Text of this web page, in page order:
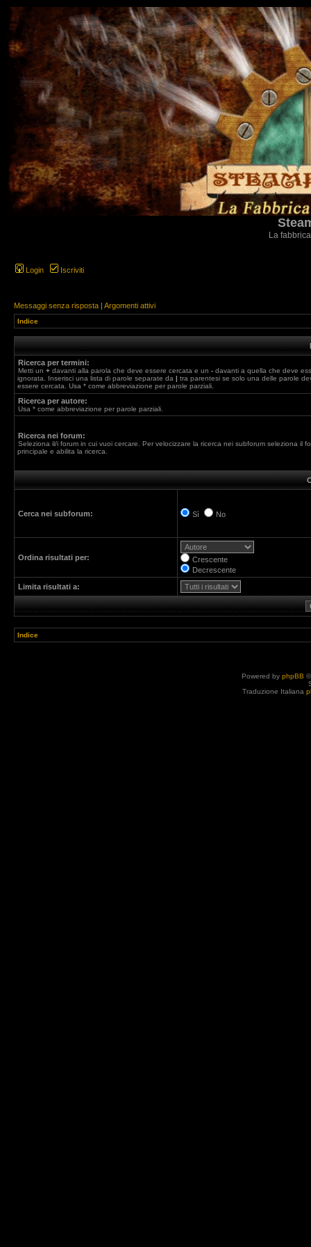
La
Login Iscriviti
Messaggi senza risposta | Argomenti attivi
Indice
Ricerca per termini:
Metti un + davanti alla parola che deve essere cercata e un - davanti a quella che deve
ignorata. Inserisci una lista di parole separate da | tra parentesi se solo una delle parole
essere cercata. Usa * come abbreviazione per parole parziali.
Ricerca per autore:
Usa * come abbreviazione per parole parziali.
Ricerca nei forum:
Seleziona il/i forum in cui vuoi cercare. Per velocizzare la ricerca nei subforum seleziona il
principale e abilita la ricerca.
Cerca nei subforum: Sì No
Ordina risultati per:
Crescente
Decrescente
Limita risultati a:
Indice
Powered by phpBB
Traduzione Italiana